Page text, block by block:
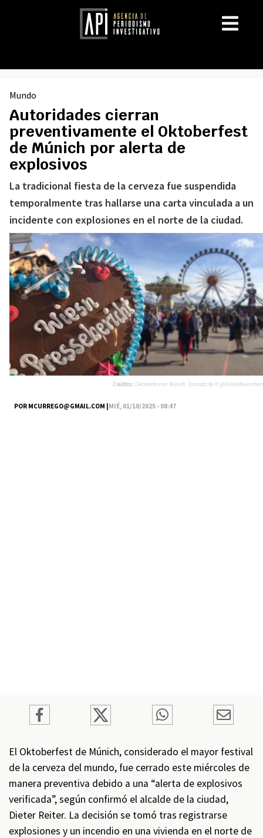
Mundo
Autoridades cierran
preventivamente el Oktoberfest
de Múnich por alerta de
explosivos
La tradicional fiesta de la cerveza fue suspendida
temporalmente tras hallarse una carta vinculada a un
incidente con explosiones en el norte de la ciudad.
POR MCURREGO@GMAIL.COM |MIÉ, 01/10/2025 - 08:47
Créditos:Oktoberfest en Múnich. Tomada de X: @PolizeiMuenchen
El Oktoberfest de Múnich, considerado el mayor festival
de la cerveza del mundo, fue cerrado este miércoles de
manera preventiva debido a una “alerta de explosivos
verificada”, según confirmó el alcalde de la ciudad,
Dieter Reiter. La decisión se tomó tras registrarse
explosiones y un incendio en una vivienda en el norte de